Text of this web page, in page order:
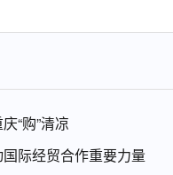
“购”清凉
际经贸合作重要力量